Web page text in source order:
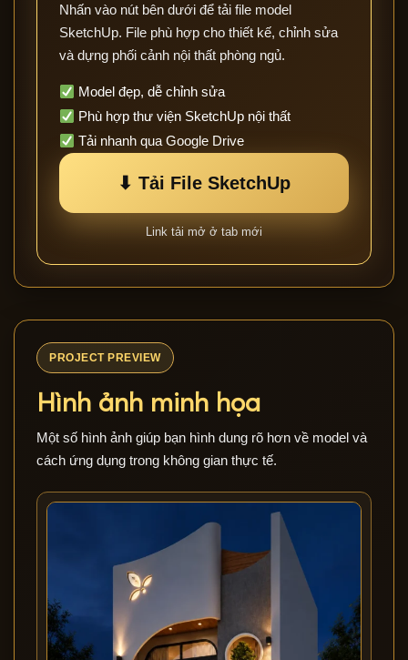
Nhấn vào nút bên dưới để tải file model
SketchUp. File phù hợp cho thiết kế, chỉnh sửa
và dựng phối cảnh nội thất phòng ngủ.
Model đẹp, dễ chỉnh sửa
Phù hợp thư viện SketchUp nội thất
Tải nhanh qua Google Drive
⬇ Tải File SketchUp
Link tải mở ở tab mới
PROJECT PREVIEW
Hình ảnh minh họa
Một số hình ảnh giúp bạn hình dung rõ hơn về model và
cách ứng dụng trong không gian thực tế.